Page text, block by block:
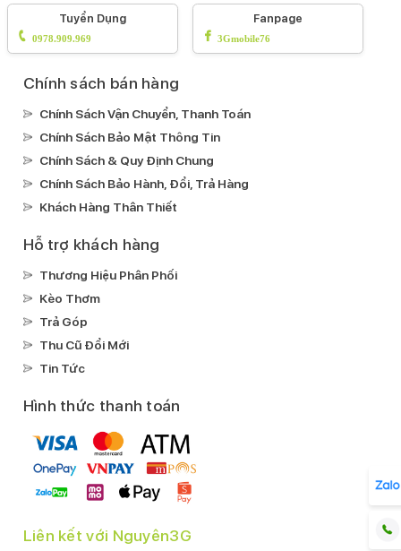
Tiết kiệm pin
Sạc pin nhanh
Sạc không dây MagSafe
Sạc không dây
Ghi âm có microphone chuyên dụng chống ồn
H.264(MPEG4-AVC)
Nghe nhạc:
Kết nối
Mạng di động:
Hỗ trợ 5G
SIM:
1 Nano SIM & 1 eSIM
Wi-Fi MIMO
Tuyển Dụng
0978.909.969
Fanpage
3Gmobile76
Chính sách bán hàng
Chính Sách Vận Chuyển, Thanh Toán
Chính Sách Bảo Mật Thông Tin
Chính Sách & Quy Định Chung
Chính Sách Bảo Hành, Đổi, Trả Hàng
Khách Hàng Thân Thiết
Hỗ trợ khách hàng
Thương Hiệu Phân Phối
Kèo Thơm
Trả Góp
Thu Cũ Đổi Mới
Tin Tức
Hình thức thanh toán
Liên kết với Nguyên3G